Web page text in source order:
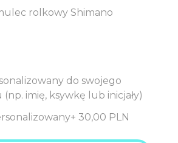
rolkowy Shimano
do swojego
imię, ksywkę lub inicjały)
+ 30,00 PLN